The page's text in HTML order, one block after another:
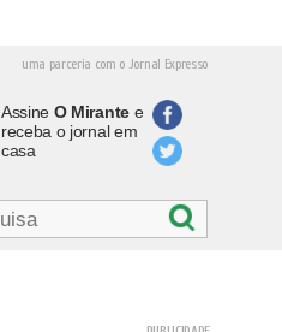
uma parceria com o Jornal Expresso
Assine O Mirantee
receba o jornal em
casa